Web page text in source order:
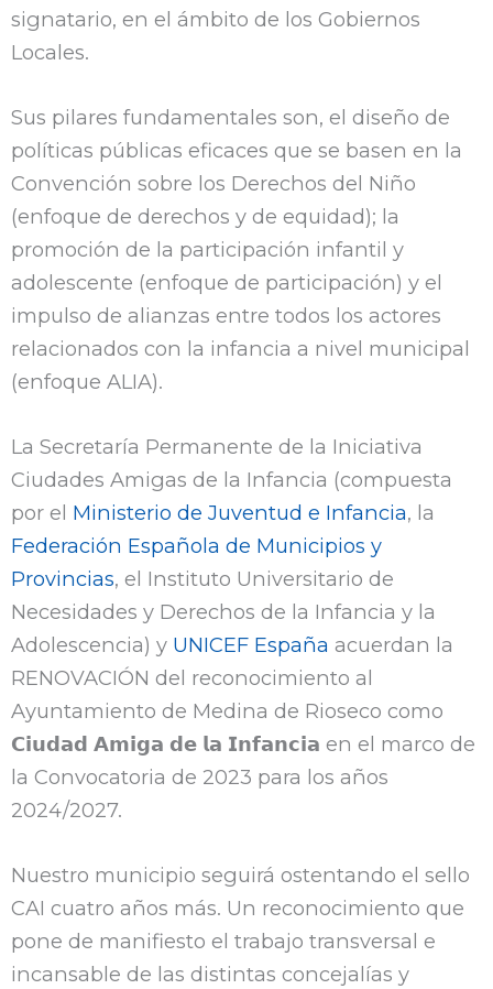
signatario, en el ámbito de los Gobiernos
Locales.
Sus pilares fundamentales son, el diseño de
políticas públicas eficaces que se basen en la
Convención sobre los Derechos del Niño
(enfoque de derechos y de equidad); la
promoción de la participación infantil y
adolescente (enfoque de participación) y el
impulso de alianzas entre todos los actores
relacionados con la infancia a nivel municipal
(enfoque ALIA).
La Secretaría Permanente de la Iniciativa
Ciudades Amigas de la Infancia (compuesta
por el Ministerio de Juventud e Infancia, la
Federación Española de Municipios y
Provincias, el Instituto Universitario de
Necesidades y Derechos de la Infancia y la
Adolescencia) y UNICEF España acuerdan la
RENOVACIÓN del reconocimiento al
Ayuntamiento de Medina de Rioseco como
𝗖𝗶𝘂𝗱𝗮𝗱 𝗔𝗺𝗶𝗴𝗮 𝗱𝗲 𝗹𝗮 𝗜𝗻𝗳𝗮𝗻𝗰𝗶𝗮 en el marco de
la Convocatoria de 2023 para los años
2024/2027.
Nuestro municipio seguirá ostentando el sello
CAI cuatro años más. Un reconocimiento que
pone de manifiesto el trabajo transversal e
incansable de las distintas concejalías y